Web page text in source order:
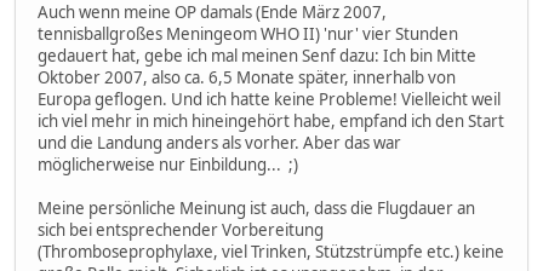
Auch wenn meine OP damals (Ende März 2007,
tennisballgroßes Meningeom WHO II) 'nur' vier Stunden
gedauert hat, gebe ich mal meinen Senf dazu: Ich bin Mitte
Oktober 2007, also ca. 6,5 Monate später, innerhalb von
Europa geflogen. Und ich hatte keine Probleme! Vielleicht weil
ich viel mehr in mich hineingehört habe, empfand ich den Start
und die Landung anders als vorher. Aber das war
möglicherweise nur Einbildung... ;)
Meine persönliche Meinung ist auch, dass die Flugdauer an
sich bei entsprechender Vorbereitung
(Thromboseprophylaxe, viel Trinken, Stützstrümpfe etc.) keine